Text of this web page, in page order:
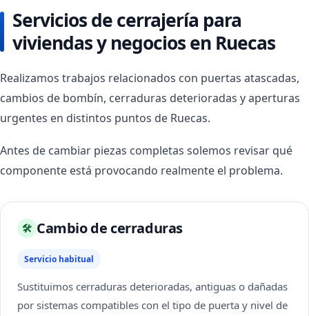
Servicios de cerrajería para
viviendas y negocios en Ruecas
Realizamos trabajos relacionados con puertas atascadas,
cambios de bombín, cerraduras deterioradas y aperturas
urgentes en distintos puntos de Ruecas.
Antes de cambiar piezas completas solemos revisar qué
componente está provocando realmente el problema.
🛠 Cambio de cerraduras
Servicio habitual
Sustituimos cerraduras deterioradas, antiguas o dañadas
por sistemas compatibles con el tipo de puerta y nivel de